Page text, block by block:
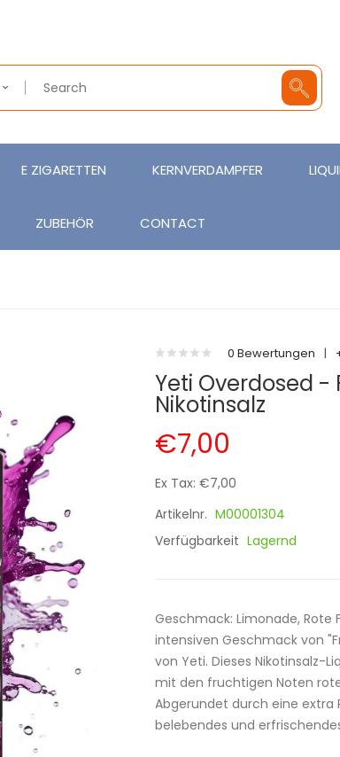
E ZIGARETTEN KERNVERDAMPFER
ZUBEHÖR CONTACT
0 Bewertungen |
Yeti Overdosed -
Nikotinsalz
€7,00
Ex Tax: €7,00
Artikelnr. M00001304
Verfügbarkeit Lagernd
Geschmack: Limonade, Rote
intensiven Geschmack von
von Yeti. Dieses Nikotinsalz-
mit den fruchtigen Noten
Abgerundet durch eine extra
belebendes und